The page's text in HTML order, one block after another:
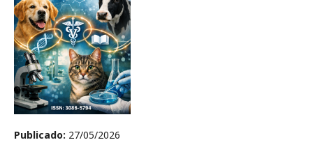
Publicado: 27/05/2026